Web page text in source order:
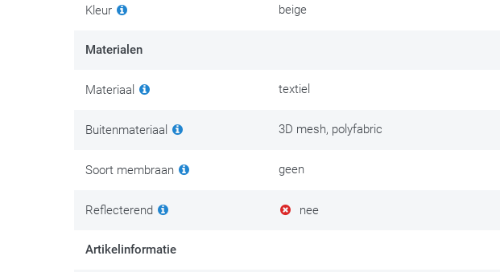
Kleur beige
Materialen
Materiaal textiel
Buitenmateriaal 3D mesh, polyfabric
Soort membraan geen
Reflecterend nee
Artikelinformatie